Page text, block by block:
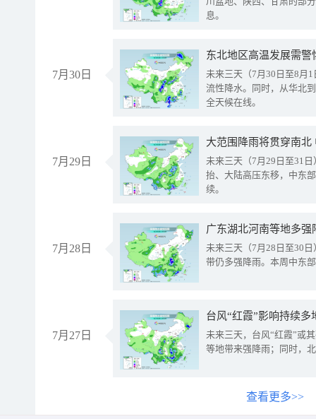
息。
7月30日
东北地区高温发展需
未来三天（7月30日至8月
流性降水。同时，从华北
全天候在线。
7月29日
大范围降雨将贯穿南
未来三天（7月29日至31
抬、大陆高压东移，中东
续。
7月28日
广东湖北河南等地多
未来三天（7月28日至30
带仍多强降雨。本周中东
7月27日
台风“红霞”影响持续
未来三天，台风“红霞”或
等地带来强降雨；同时，
查看更多>>